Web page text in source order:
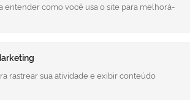
deste site está publicado sob a licença
entender como você usa o site para melhorá-
rastrear sua atividade e exibir conteúdo